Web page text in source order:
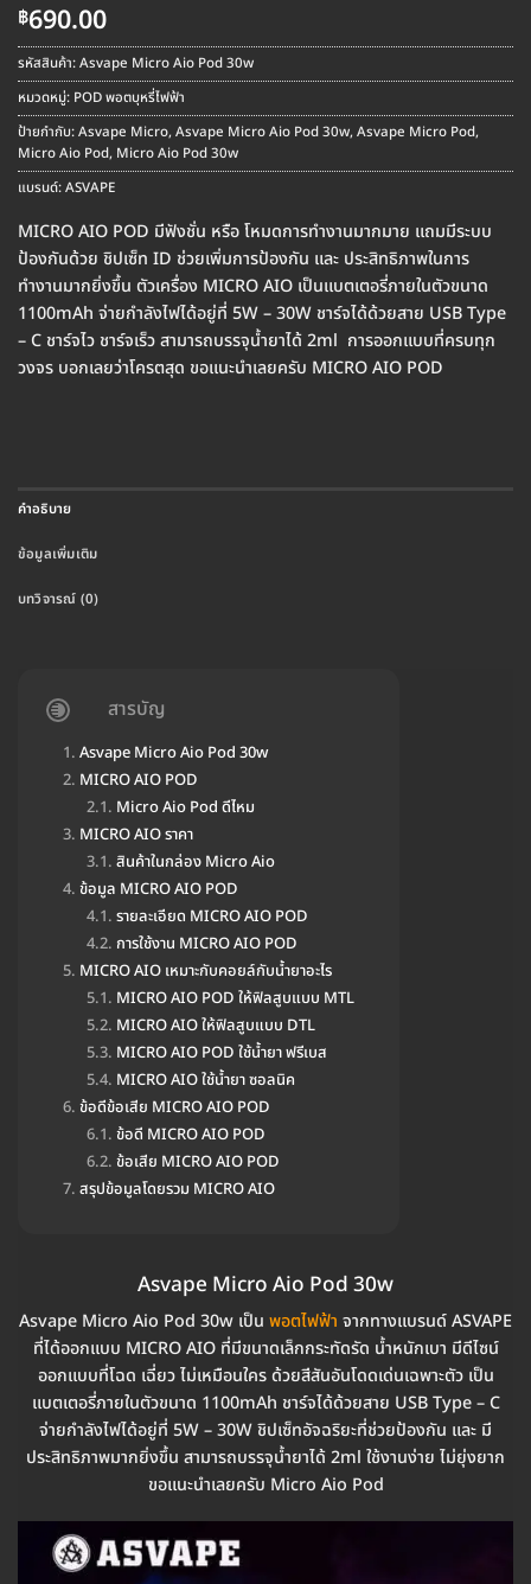
฿690.00
รหัสสินค้า:Asvape Micro Aio Pod 30w
หมวดหมู่: POD พอตบุหรี่ไฟฟ้า
ป้ายกำกับ:Asvape Micro, Asvape Micro Aio Pod 30w, Asvape Micro Pod,
Micro Aio Pod, Micro Aio Pod 30w
แบรนด์:ASVAPE
MICRO AIO POD มีฟังชั่น หรือ โหมดการทำงานมากมาย แถมมีระบบ
ป้องกันด้วย ชิปเซ็ท ID ช่วยเพิ่มการป้องกัน และ ประสิทธิภาพในการ
ทำงานมากยิ่งขึ้น ตัวเครื่อง MICRO AIO เป็นแบตเตอรี่ภายในตัวขนาด
1100mAh จ่ายกำลังไฟได้อยู่ที่ 5W – 30W ชาร์จได้ด้วยสาย USB Type
– C ชาร์จไว ชาร์จเร็ว สามารถบรรจุน้ำยาได้ 2ml การออกแบบที่ครบทุก
วงจร บอกเลยว่าโครตสุด ขอแนะนำเลยครับ MICRO AIO POD
คำอธิบาย
ข้อมูลเพิ่มเติม
บทวิจารณ์ (0)
สารบัญ
Asvape Micro Aio Pod 30w
MICRO AIO POD
Micro Aio Pod ดีไหม
MICRO AIO ราคา
สินค้าในกล่อง Micro Aio
ข้อมูล MICRO AIO POD
รายละเอียด MICRO AIO POD
การใช้งาน MICRO AIO POD
MICRO AIO เหมาะกับคอยล์กับน้ำยาอะไร
MICRO AIO POD ให้ฟิลสูบแบบ MTL
MICRO AIO ให้ฟิลสูบแบบ DTL
MICRO AIO POD ใช้น้ำยา ฟรีเบส
MICRO AIO ใช้น้ำยา ซอลนิค
ข้อดีข้อเสีย MICRO AIO POD
ข้อดี MICRO AIO POD
ข้อเสีย MICRO AIO POD
สรุปข้อมูลโดยรวม MICRO AIO
Asvape Micro Aio Pod 30w
Asvape Micro Aio Pod 30w เป็น พอตไฟฟ้า จากทางแบรนด์ ASVAPE
ที่ได้ออกแบบ MICRO AIO ที่มีขนาดเล็กกระทัดรัด น้ำหนักเบา มีดีไซน์
ออกแบบที่โฉด เฉี่ยว ไม่เหมือนใคร ด้วยสีสันอันโดดเด่นเฉพาะตัว เป็น
แบตเตอรี่ภายในตัวขนาด 1100mAh ชาร์จได้ด้วยสาย USB Type – C
จ่ายกำลังไฟได้อยู่ที่ 5W – 30W ชิปเซ็ทอัจฉริยะที่ช่วยป้องกัน และ มี
ประสิทธิภาพมากยิ่งขึ้น สามารถบรรจุน้ำยาได้ 2ml ใช้งานง่าย ไม่ยุ่งยาก
ขอแนะนำเลยครับ Micro Aio Pod